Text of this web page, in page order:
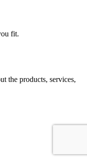
fit.
the products, services,